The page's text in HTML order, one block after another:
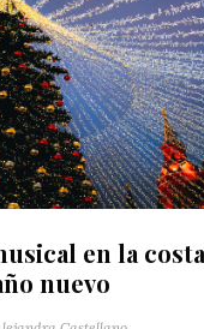
en la
nuevo